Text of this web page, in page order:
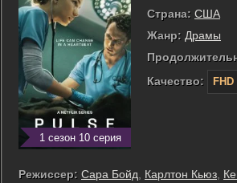
1 сезон 10 серия
Страна: США
Жанр: Драмы
Качество:
Режиссер: Сара Бойд Карлтон Кьюз